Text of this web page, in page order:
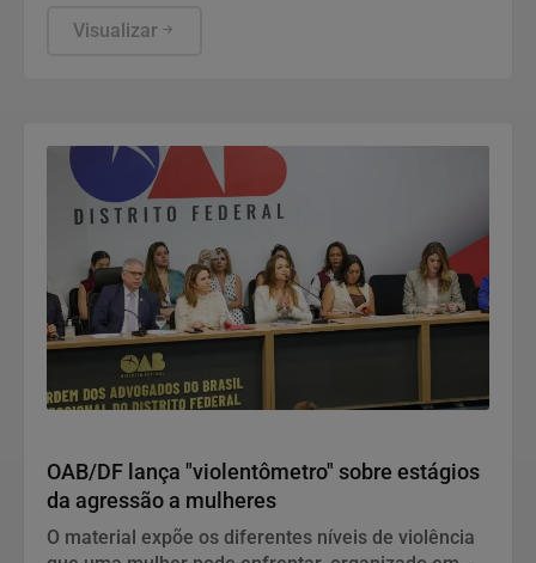
Visualizar
OAB/DF lança "violentômetro" sobre estágios
da agressão a mulheres
O material expõe os diferentes níveis de violência